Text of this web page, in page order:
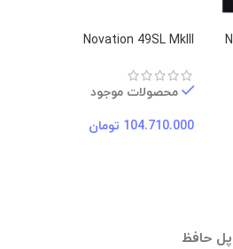
Novation 49SL MkIII
محصولات موجود
104.710.000 تومان
پل حافظ